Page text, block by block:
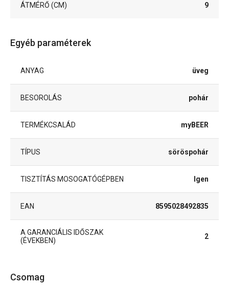
ÁTMÉRŐ (CM) 9
Egyéb paraméterek
ANYAG üveg
BESOROLÁS pohár
TERMÉKCSALÁD myBEER
TÍPUS söröspohár
TISZTÍTÁS MOSOGATÓGÉPBEN Igen
EAN 8595028492835
A GARANCIÁLIS IDŐSZAK
(ÉVEKBEN)
2
Csomag